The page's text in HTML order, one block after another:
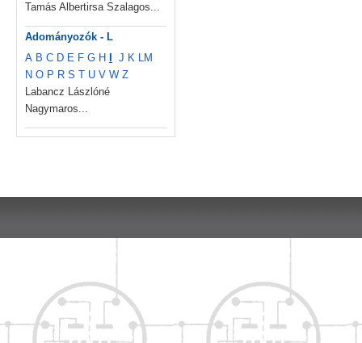
Tamás Albertirsa Szalagos...
Adományozók - L
A B C D E F G H J K LM
N O P R S T U V W Z
Labancz Lászlóné
Nagymaros...